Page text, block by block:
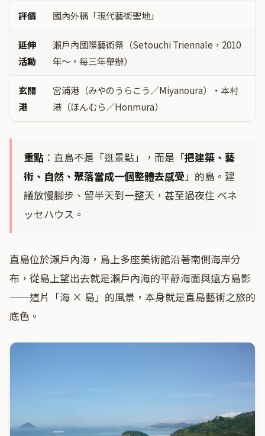
評價 國內外稱「現代藝術聖地」
延伸
活動
瀨戶內國際藝術祭（Setouchi Triennale，2010
年〜，每三年舉辦）
玄關
港
宮浦港（みやのうらこう／Miyanoura）・本村
港（ほんむら／Honmura）
重點 ：直島不是「逛景點」，而是「把建築、藝
術、自然、聚落當成一個整體去感受 」的島。建
議放慢腳步、留半天到一整天，甚至過夜住 ベネ
ッセハウス。
直島位於瀨戶內海，島上多座美術館沿著南側海岸分
布，從島上望出去就是瀨戶內海的平靜海面與遠方島影
——這片「海 × 島」的風景，本身就是直島藝術之旅的
底色。